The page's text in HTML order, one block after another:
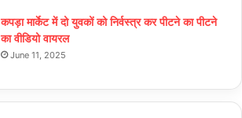
कपड़ा मार्केट में दो युवकों को निर्वस्त्र कर पीटने का पीटने
का वीडियो वायरल
June 11, 2025